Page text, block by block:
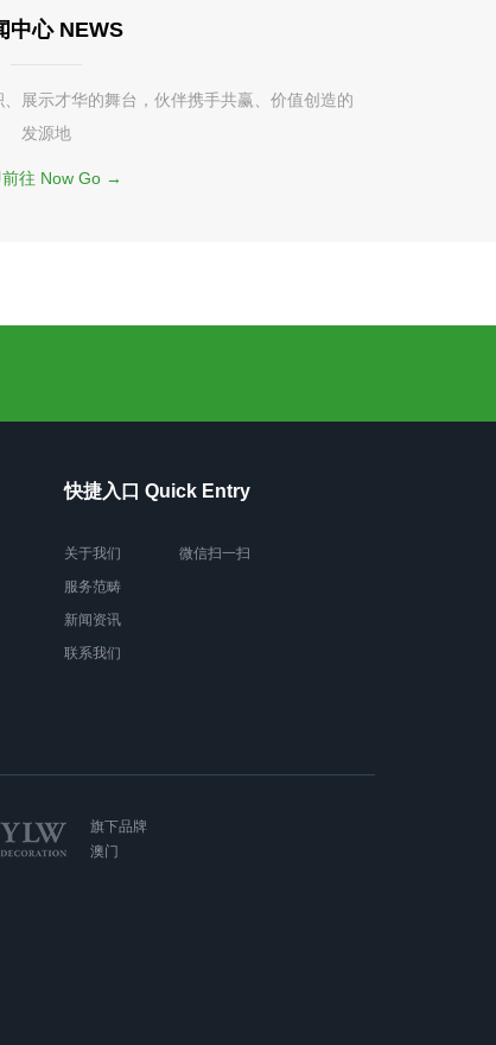
中心 NEWS
展示才华的舞台，伙伴携手共赢、价值创造的
发源地
前往 Now Go →
快捷入口 Quick Entry
关于我们
服务范畴
新闻资讯
联系我们
微信扫一扫
旗下品牌
澳门